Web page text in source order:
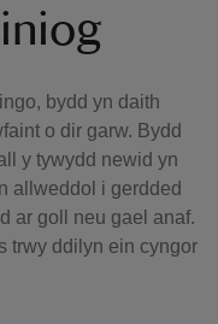
bydd yn daith
o dir garw. Bydd
y tywydd newid yn
allweddol i gerdded
ar goll neu gael anaf.
trwy ddilyn ein cyngor